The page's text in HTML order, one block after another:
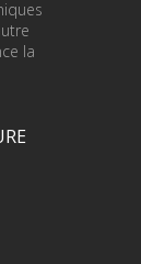
la